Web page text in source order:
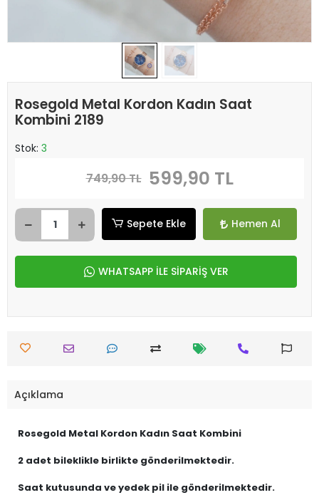
Rosegold Metal Kordon Kadın Saat
Kombini 2189
Stok: 3
749,90 TL 599,90 TL
Sepete Ekle Hemen Al
WHATSAPP İLE SİPARİŞ VER
Açıklama
Rosegold Metal Kordon Kadın Saat Kombini
2 adet bileklikle birlikte gönderilmektedir.
Saat kutusunda ve yedek pil ile gönderilmektedir.